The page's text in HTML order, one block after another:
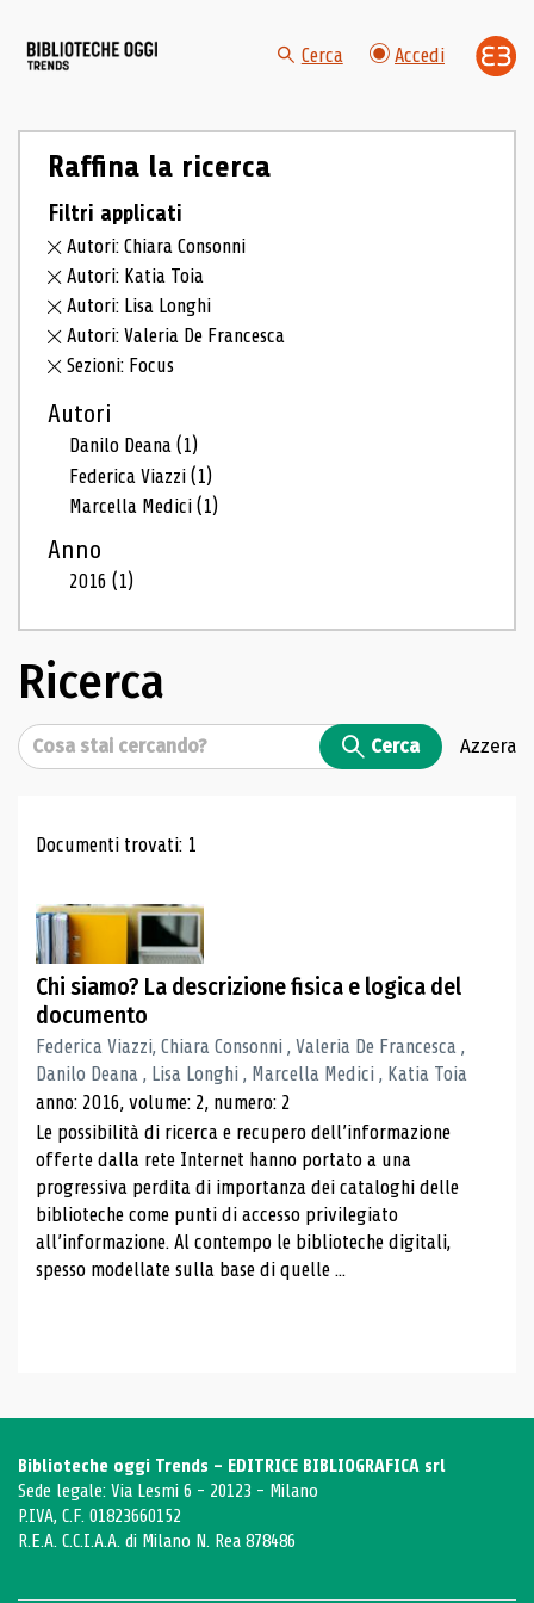
Cerca Accedi
Raffina la ricerca
Filtri applicati
Autori: Chiara Consonni
Autori: Katia Toia
Autori: Lisa Longhi
Autori: Valeria De Francesca
Sezioni: Focus
Autori
Danilo Deana(1)
Federica Viazzi(1)
Marcella Medici(1)
Anno
2016(1)
Ricerca
Cerca Cerca Azzera
Risultati di ricerca
Documenti trovati: 1
Chi siamo? La descrizione fisica e logica del
documento
Federica Viazzi, Chiara Consonni , Valeria De Francesca ,
Danilo Deana , Lisa Longhi , Marcella Medici , Katia Toia
anno: 2016, volume: 2, numero: 2
Le possibilità di ricerca e recupero dell’informazione
offerte dalla rete Internet hanno portato a una
progressiva perdita di importanza dei cataloghi delle
biblioteche come punti di accesso privilegiato
all’informazione. Al contempo le biblioteche digitali,
spesso modellate sulla base di quelle ...
Biblioteche oggi Trends - EDITRICE BIBLIOGRAFICA srl
Sede legale: Via Lesmi 6 - 20123 - Milano
P.IVA, C.F. 01823660152
R.E.A. C.C.I.A.A. di Milano N. Rea 878486